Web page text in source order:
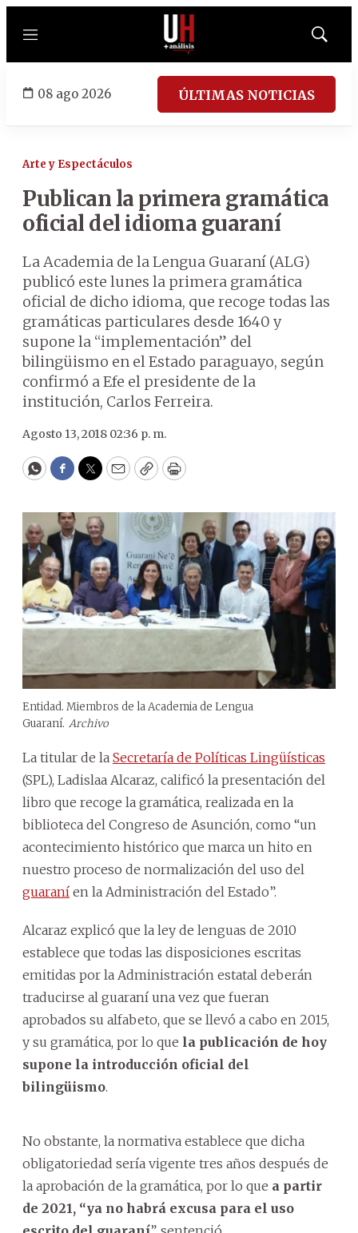
Menú
Mostrar
08 ago 2026 ÚLTIMAS NOTICIAS
Arte y Espectáculos
Publican la primera gramática
oficial del idioma guaraní
La Academia de la Lengua Guaraní (ALG)
publicó este lunes la primera gramática
oficial de dicho idioma, que recoge todas las
gramáticas particulares desde 1640 y
supone la “implementación” del
bilingüismo en el Estado paraguayo, según
confirmó a Efe el presidente de la
institución, Carlos Ferreira.
Agosto 13, 2018 02:36 p. m.
WhatsApp
Facebook
Twitter
EmailCopyPrint
Entidad. Miembros de la Academia de Lengua
Guaraní. Archivo
La titular de la Secretaría de Políticas Lingüísticas
(SPL), Ladislaa Alcaraz, calificó la presentación del
libro que recoge la gramática, realizada en la
biblioteca del Congreso de Asunción, como “un
acontecimiento histórico que marca un hito en
nuestro proceso de normalización del uso del
guaraní en la Administración del Estado”.
Alcaraz explicó que la ley de lenguas de 2010
establece que todas las disposiciones escritas
emitidas por la Administración estatal deberán
traducirse al guaraní una vez que fueran
aprobados su alfabeto, que se llevó a cabo en 2015,
y su gramática, por lo que la publicación de hoy
supone la introducción oficial del
bilingüismo.
No obstante, la normativa establece que dicha
obligatoriedad sería vigente tres años después de
la aprobación de la gramática, por lo que a partir
de 2021, “ya no habrá excusa para el uso